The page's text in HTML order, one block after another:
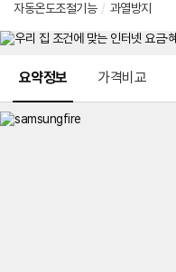
자동온도조절기능 / 과열방지
요약정보 가격비교